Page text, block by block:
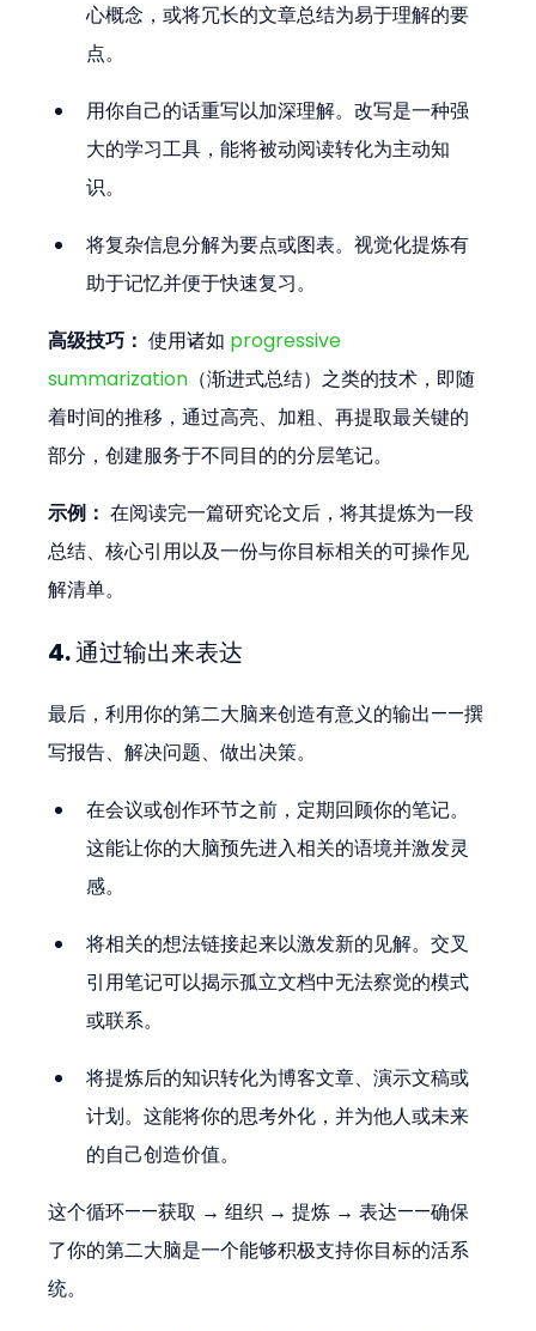
心概念，或将冗长的文章总结为易于理解的要
点。
用你自己的话重写以加深理解。改写是一种强
大的学习工具，能将被动阅读转化为主动知
识。
将复杂信息分解为要点或图表。视觉化提炼有
助于记忆并便于快速复习。
高级技巧： 使用诸如 progressive
summarization （渐进式总结）之类的技术，即随
着时间的推移，通过高亮、加粗、再提取最关键的
部分，创建服务于不同目的的分层笔记。
示例： 在阅读完一篇研究论文后，将其提炼为一段
总结、核心引用以及一份与你目标相关的可操作见
解清单。
4. 通过输出来表达
最后，利用你的第二大脑来创造有意义的输出——撰
写报告、解决问题、做出决策。
在会议或创作环节之前，定期回顾你的笔记。
这能让你的大脑预先进入相关的语境并激发灵
感。
将相关的想法链接起来以激发新的见解。交叉
引用笔记可以揭示孤立文档中无法察觉的模式
或联系。
将提炼后的知识转化为博客文章、演示文稿或
计划。这能将你的思考外化，并为他人或未来
的自己创造价值。
这个循环——获取 → 组织 → 提炼 → 表达——确保
了你的第二大脑是一个能够积极支持你目标的活系
统。